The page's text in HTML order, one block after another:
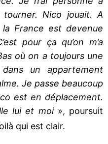
Nico jouait. A
France est devenue
pour ça qu’on m’a
où on a toujours une
dans un appartement
Je passe beaucoup
est en déplacement.
lui et moi », poursuit
qui est clair.